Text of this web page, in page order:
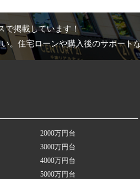
で掲載しています！
。住宅ローンや購入後のサポート
2000万円台
3000万円台
4000万円台
5000万円台